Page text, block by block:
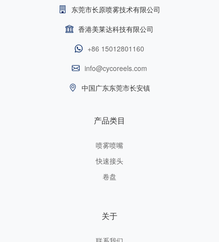
东莞市长原喷雾技术有限公司
香港美莱达科技有限公司
+86 15012801160
info@cycoreels.com
中国广东东莞市长安镇
产品类目
喷雾喷嘴
快速接头
卷盘
关于